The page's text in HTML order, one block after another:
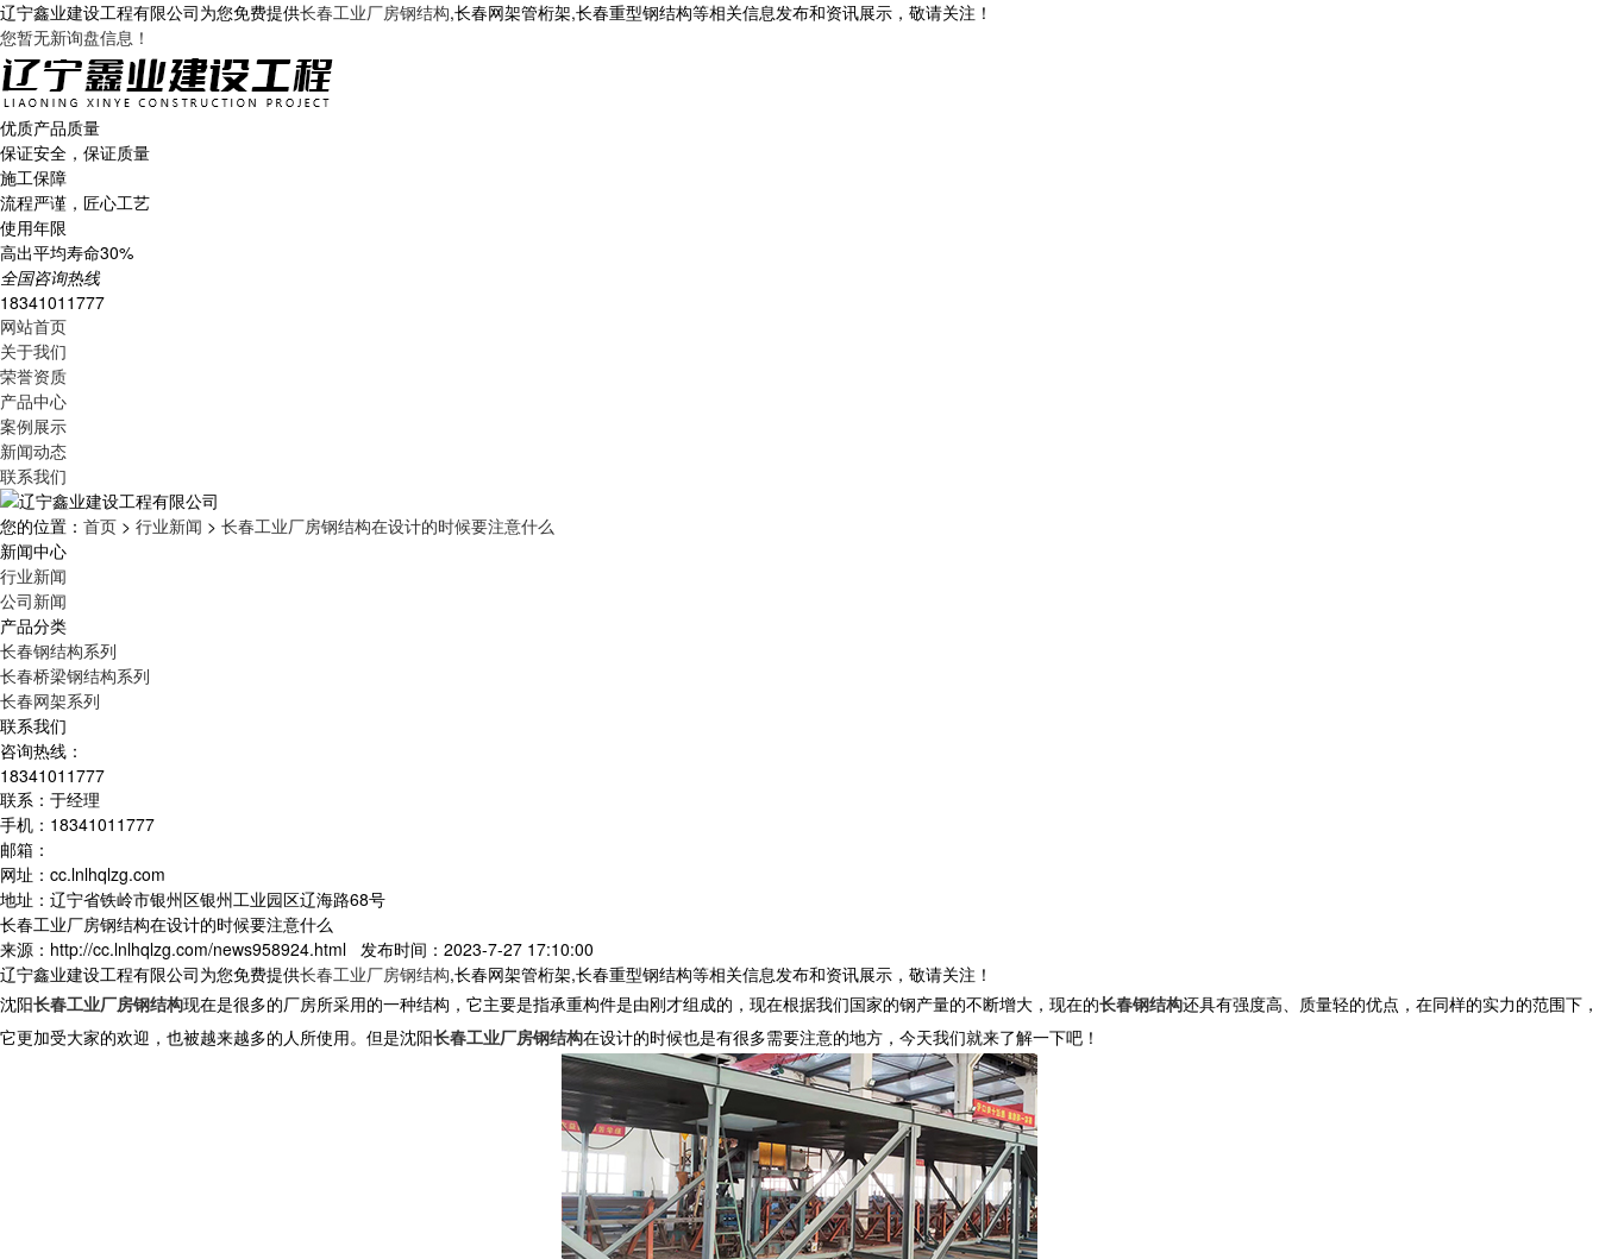
辽宁鑫业建设工程有限公司为您免费提供长春工业厂房钢结构,长春网架管桁架,长春重型钢结构等相关信息发布和资讯展示，敬请关注！
您暂无新询盘信息！
优质产品质量
保证安全，保证质量
施工保障
流程严谨，匠心工艺
使用年限
高出平均寿命30%
全国咨询热线
18341011777
网站首页
关于我们
荣誉资质
产品中心
案例展示
新闻动态
联系我们
您的位置： 首页 > 行业新闻 > 长春工业厂房钢结构在设计的时候要注意什么
新闻中心
行业新闻
公司新闻
产品分类
长春钢结构系列
长春桥梁钢结构系列
长春网架系列
联系我们
咨询热线：
18341011777
联系：于经理
手机：18341011777
邮箱：
网址：cc.lnlhqlzg.com
地址：辽宁省铁岭市银州区银州工业园区辽海路68号
长春工业厂房钢结构在设计的时候要注意什么
来源：http://cc.lnlhqlzg.com/news958924.html 发布时间：2023-7-27 17:10:00
辽宁鑫业建设工程有限公司为您免费提供长春工业厂房钢结构,长春网架管桁架,长春重型钢结构等相关信息发布和资讯展示，敬请关注！
沈阳长春工业厂房钢结构现在是很多的厂房所采用的一种结构，它主要是指承重构件是由刚才组成的，现在根据我们国家的钢产量的不断增大，现在的长春钢结构还具有强度高、质量轻的优点，在同样的实力的范围下，
它更加受大家的欢迎，也被越来越多的人所使用。但是沈阳长春工业厂房钢结构在设计的时候也是有很多需要注意的地方，今天我们就来了解一下吧！